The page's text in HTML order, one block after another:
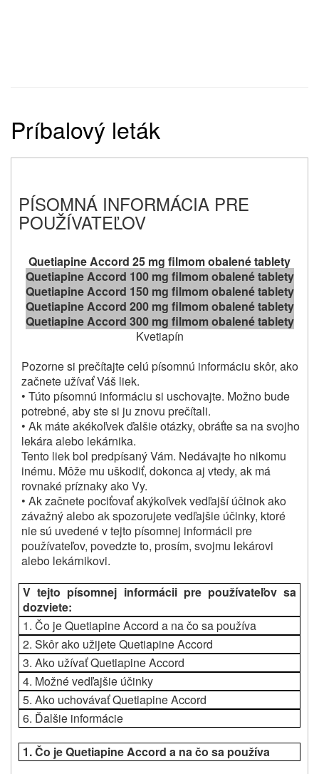
Príbalový leták
PÍSOMNÁ INFORMÁCIA PRE
POUŽÍVATEĽOV
Quetiapine Accord 25 mg filmom obalené tablety
Quetiapine Accord 100 mg filmom obalené tablety
Quetiapine Accord 150 mg filmom obalené tablety
Quetiapine Accord 200 mg filmom obalené tablety
Quetiapine Accord 300 mg filmom obalené tablety
Kvetiapín
Pozorne si prečítajte celú písomnú informáciu skôr, ako
začnete užívať Váš liek.
• Túto písomnú informáciu si uschovajte. Možno bude
potrebné, aby ste si ju znovu prečítali.
• Ak máte akékoľvek ďalšie otázky, obráťte sa na svojho
lekára alebo lekárnika.
Tento liek bol predpísaný Vám. Nedávajte ho nikomu
inému. Môže mu uškodiť, dokonca aj vtedy, ak má
rovnaké príznaky ako Vy.
• Ak začnete pociťovať akýkoľvek vedľajší účinok ako
závažný alebo ak spozorujete vedľajšie účinky, ktoré
nie sú uvedené v tejto písomnej informácii pre
používateľov, povedzte to, prosím, svojmu lekárovi
alebo lekárnikovi.
V tejto písomnej informácii pre používateľov sa
dozviete:
1.Čo je Quetiapine Accord a na čo sa používa
2.Skôr ako užijete Quetiapine Accord
3.Ako užívať Quetiapine Accord
4. Možné vedľajšie účinky
5.Ako uchovávať Quetiapine Accord
6. Ďalšie informácie
1.Čo je Quetiapine Accord a na čo sa používa